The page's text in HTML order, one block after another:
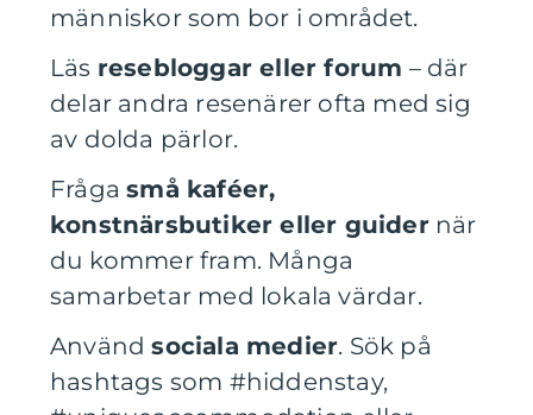
människor som bor i området.
Läs resebloggar eller forum – där
delar andra resenärer ofta med sig
av dolda pärlor.
Frågasmå kaféer,
konstnärsbutiker eller guidernär
du kommer fram. Många
samarbetar med lokala värdar.
Användsociala medier. Sök på
hashtags som #hiddenstay,